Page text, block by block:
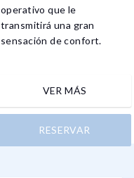
operativo que le
transmitirá una gran
sensación de confort.
VER MÁS
RESERVAR